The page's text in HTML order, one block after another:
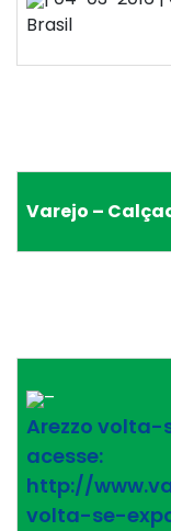
Brasil
Varejo –
–
Arezzo volta-
acesse:
http://
volta-se-